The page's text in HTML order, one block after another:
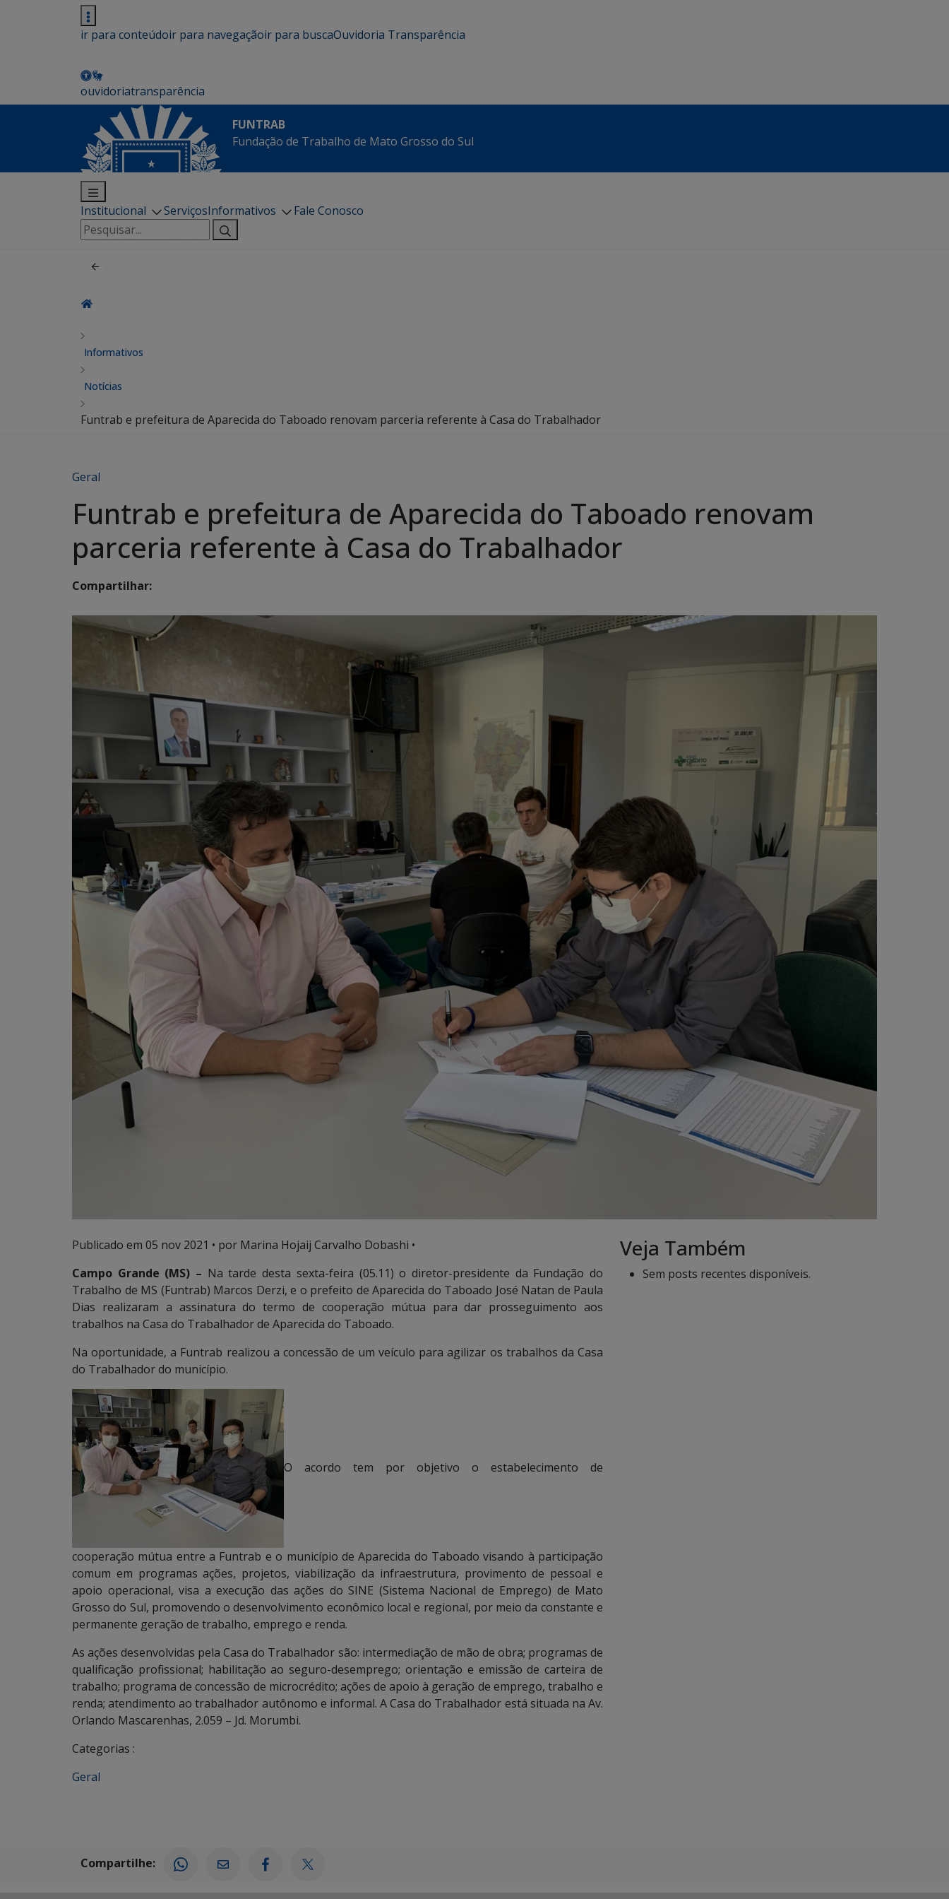
ir para conteúdoir para navegaçãoir para buscaOuvidoria Transparência
ouvidoriatransparência
FUNTRAB
Fundação de Trabalho de Mato Grosso do Sul
Institucional ServiçosInformativos
Fale Conosco
Pesquisar
por:
Informativos
Notícias
Funtrab e prefeitura de Aparecida do Taboado renovam parceria referente à Casa do Trabalhador
Geral
Funtrab e prefeitura de Aparecida do Taboado renovam
parceria referente à Casa do Trabalhador
Compartilhar:
Publicado em 05 nov 2021 • por Marina Hojaij Carvalho Dobashi •
Campo Grande (MS) – Na tarde desta sexta-feira (05.11) o diretor-presidente da Fundação do
Trabalho de MS (Funtrab) Marcos Derzi, e o prefeito de Aparecida do Taboado José Natan de Paula
Dias realizaram a assinatura do termo de cooperação mútua para dar prosseguimento aos
trabalhos na Casa do Trabalhador de Aparecida do Taboado.
Na oportunidade, a Funtrab realizou a concessão de um veículo para agilizar os trabalhos da Casa
do Trabalhador do município.
O acordo tem por objetivo o estabelecimento de
cooperação mútua entre a Funtrab e o município de Aparecida do Taboado visando à participação
comum em programas ações, projetos, viabilização da infraestrutura, provimento de pessoal e
apoio operacional, visa a execução das ações do SINE (Sistema Nacional de Emprego) de Mato
Grosso do Sul, promovendo o desenvolvimento econômico local e regional, por meio da constante e
permanente geração de trabalho, emprego e renda.
As ações desenvolvidas pela Casa do Trabalhador são: intermediação de mão de obra; programas de
qualificação profissional; habilitação ao seguro-desemprego; orientação e emissão de carteira de
trabalho; programa de concessão de microcrédito; ações de apoio à geração de emprego, trabalho e
renda; atendimento ao trabalhador autônomo e informal. A Casa do Trabalhador está situada na Av.
Orlando Mascarenhas, 2.059 – Jd. Morumbi.
Categorias :
Geral
Veja Também
Sem posts recentes disponíveis.
Compartilhe: